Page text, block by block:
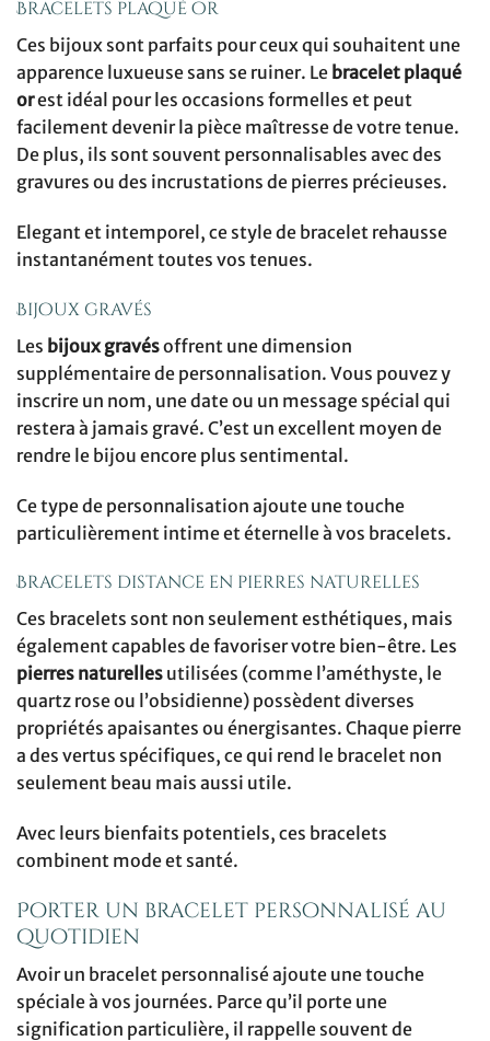
Bracelets plaqué or
Ces bijoux sont parfaits pour ceux qui souhaitent une
apparence luxueuse sans se ruiner. Le bracelet plaqué
orest idéal pour les occasions formelles et peut
facilement devenir la pièce maîtresse de votre tenue.
De plus, ils sont souvent personnalisables avec des
gravures ou des incrustations de pierres précieuses.
Elegant et intemporel, ce style de bracelet rehausse
instantanément toutes vos tenues.
Bijoux gravés
Les bijoux gravésoffrent une dimension
supplémentaire de personnalisation. Vous pouvez y
inscrire un nom, une date ou un message spécial qui
restera à jamais gravé. C’est un excellent moyen de
rendre le bijou encore plus sentimental.
Ce type de personnalisation ajoute une touche
particulièrement intime et éternelle à vos bracelets.
Bracelets distance en pierres naturelles
Ces bracelets sont non seulement esthétiques, mais
également capables de favoriser votre bien-être. Les
pierres naturelles utilisées (comme l’améthyste, le
quartz rose ou l’obsidienne) possèdent diverses
propriétés apaisantes ou énergisantes. Chaque pierre
a des vertus spécifiques, ce qui rend le bracelet non
seulement beau mais aussi utile.
Avec leurs bienfaits potentiels, ces bracelets
combinent mode et santé.
Porter un bracelet personnalisé au
quotidien
Avoir un bracelet personnalisé ajoute une touche
spéciale à vos journées. Parce qu’il porte une
signification particulière, il rappelle souvent de